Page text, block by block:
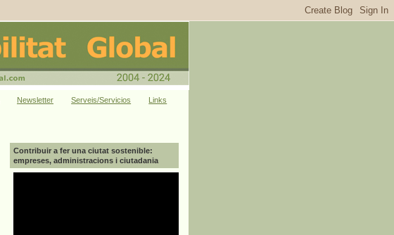
Newsletter Serveis/Servicios Links
Contribuir a fer una ciutat sostenible:
empreses, administracions i ciutadania